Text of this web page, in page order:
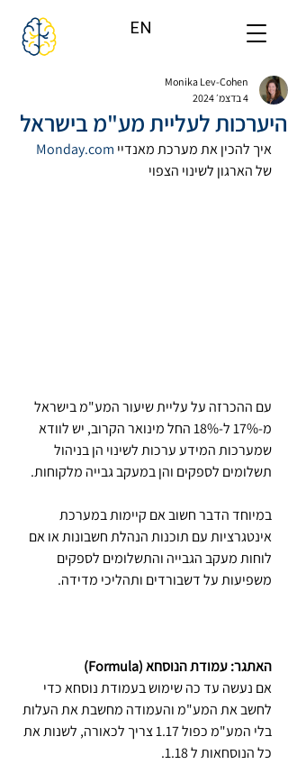
EN
היערכות לעליית מע"מ בישראל
Monika Lev-Cohen
4 בדצמ׳ 2024
איך להכין את מערכת מאנדיי Monday.com
של הארגון לשינוי הצפוי
עם ההכרזה על עליית שיעור המע"מ בישראל
מ-17% ל-18% החל מינואר הקרוב, יש לוודא
שמערכות המידע ערכות לשינוי הן בניהול
תשלומים לספקים והן במעקב גבייה מלקוחות.
במיוחד הדבר חשוב אם קיימות במערכת
אינטגרציות עם תוכנות הנהלת חשבונות או אם
לוחות מעקב הגבייה והתשלומים לספקים
משפיעות על דשבורדים ותהליכי מדידה.
האתגר: עמודת הנוסחא (Formula)
אם נעשה עד כה שימוש בעמודת נוסחא כדי
לחשב את המע"מ והעמודה מחשבת את העלות
בלי המע"מ כפול 1.17 צריך לכאורה, לשנות את
כל הנוסחאות ל 1.18.